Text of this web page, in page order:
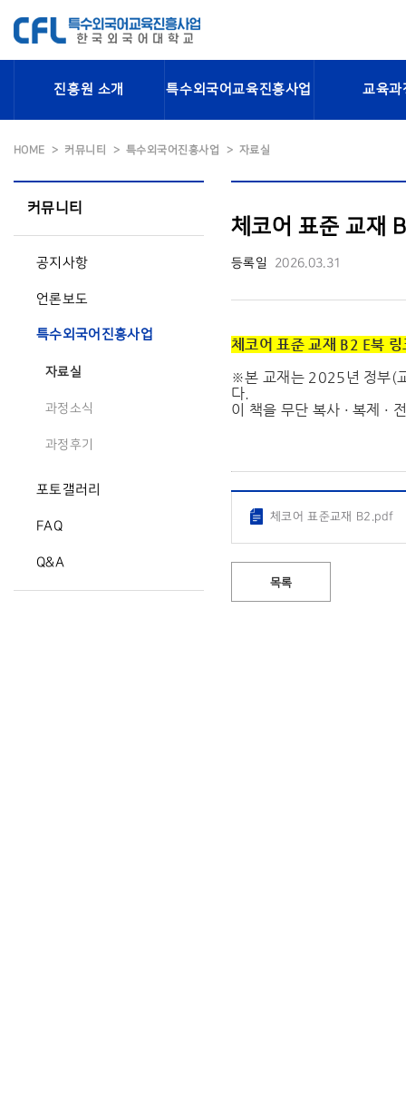
진흥원 소개 특수외국어교육진흥사업 교육과
HOME 커뮤니티 특수외국어진흥사업 자료실
커뮤니티
공지사항
언론보도
특수외국어진흥사업
자료실
과정소식
과정후기
포토갤러리
FAQ
Q&A
체코어 표준 교재
등록일 2026.03.31
체코어 표준 교재 B2 E북
※본 교재는 2025년 정부(
다.
이 책을 무단 복사 · 복제 ·
체코어 표준교재 B2.pdf
목록